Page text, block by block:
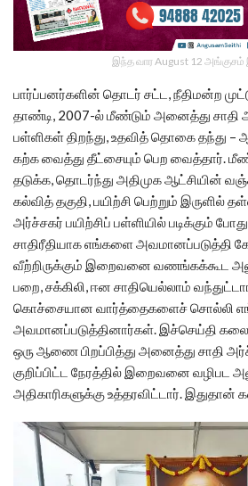
இந்த வார August 12 அங்குசம்
பார்ப்பனர்களின் தொடர் சட்ட, நீதிமன்ற
தாண்டி, 2007-ல் மீண்டும் அனைத்து சாதி
பள்ளிகள் திறந்து, உதவித் தொகை தந்து
கற்க வைத்து தீட்சையும் பெற வைத்தார்.
தடுக்க, தொடர்ந்து அதிமுக ஆட்சியின்
கல்வித் தகுதி, பயிற்சி பெற்றும் இருளில்
அர்ச்சகர் பயிற்சிப் பள்ளியில் படிக்கும்
சாதிரீதியாக எங்களை அவமானப்படுத்தி
வீற்றிருக்கும் இறைவனை வணங்கக்கூட
பறை, சக்கிலி, ஈன சாதியெல்லாம்
கொச்சையான வார்த்தைகளைச் சொல்லி
அவமானப்படுத்தினார்கள். இச்செய்தி
ஒரு ஆணை பிறப்பித்து அனைத்து சாதி
குறிப்பிட்ட நேரத்தில் இறைவனை வழிபட
அதிகாரிகளுக்கு உத்தரவிட்டார். இதுதான்